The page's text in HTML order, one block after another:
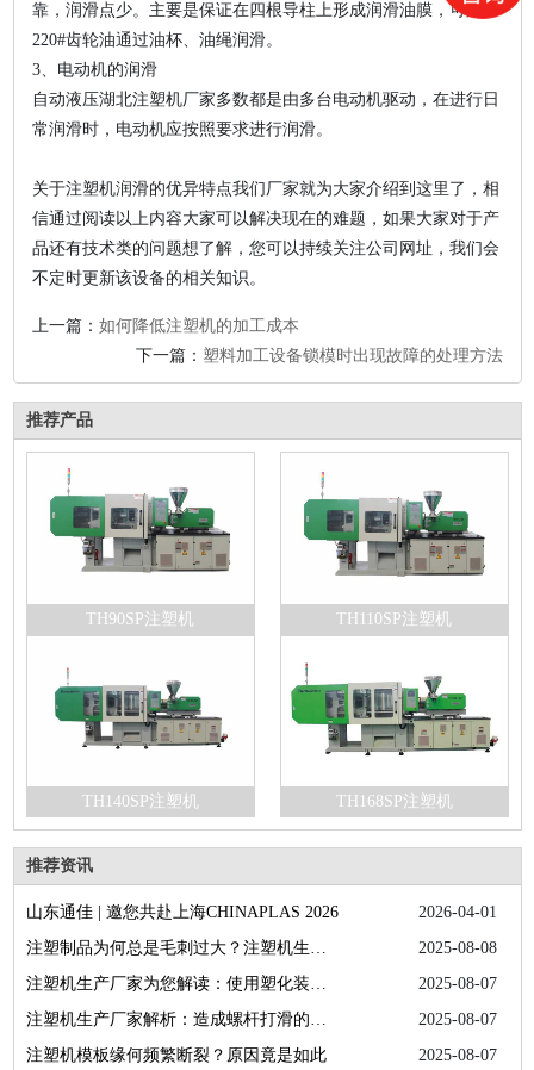
靠，润滑点少。主要是保证在四根导柱上形成润滑油膜，可用
220#齿轮油通过油杯、油绳润滑。
3、电动机的润滑
自动液压湖北注塑机厂家多数都是由多台电动机驱动，在进行日
常润滑时，电动机应按照要求进行润滑。
关于注塑机润滑的优异特点我们厂家就为大家介绍到这里了，相
信通过阅读以上内容大家可以解决现在的难题，如果大家对于产
品还有技术类的问题想了解，您可以持续关注公司网址，我们会
不定时更新该设备的相关知识。
上一篇： 如何降低注塑机的加工成本
下一篇： 塑料加工设备锁模时出现故障的处理方法
推荐产品
TH90SP注塑机 TH110SP注塑机
TH140SP注塑机 TH168SP注塑机
推荐资讯
山东通佳 | 邀您共赴上海CHINAPLAS 2026
2026-04-01
注塑制品为何总是毛刺过大？注塑机生产厂家为您答疑解惑
2025-08-08
注塑机生产厂家为您解读：使用塑化装置的正确方法
2025-08-07
注塑机生产厂家解析：造成螺杆打滑的具体因素
2025-08-07
注塑机模板缘何频繁断裂？原因竟是如此
2025-08-07